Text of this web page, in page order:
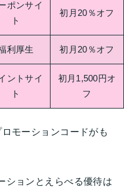
ポンサイ
ト
初月20％オフ
利厚生 初月20％オフ
ントサイ
ト
初月1,500円オ
フ
モーションコードがも
ションとえらべる優待は